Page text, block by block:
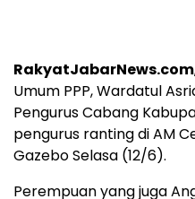
RakyatJabarNews.com
Umum PPP, Wardatul
Pengurus Cabang
pengurus ranting di AM
Gazebo Selasa (12/6).
Perempuan yang juga